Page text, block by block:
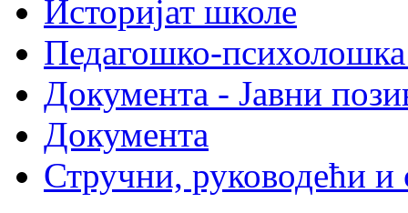
Историјат школе
Педагошко-психолошка
Документа - Јавни
Документа
Стручни, руководећи и